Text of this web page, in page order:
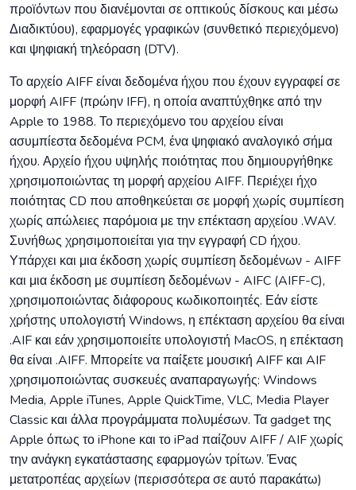
προϊόντων που διανέμονται σε οπτικούς δίσκους και μέσω
Διαδικτύου), εφαρμογές γραφικών (συνθετικό περιεχόμενο)
και ψηφιακή τηλεόραση (DTV).
Το αρχείο AIFF είναι δεδομένα ήχου που έχουν εγγραφεί σε
μορφή AIFF (πρώην IFF), η οποία αναπτύχθηκε από την
Apple το 1988. Το περιεχόμενο του αρχείου είναι
ασυμπίεστα δεδομένα PCM, ένα ψηφιακό αναλογικό σήμα
ήχου. Αρχείο ήχου υψηλής ποιότητας που δημιουργήθηκε
χρησιμοποιώντας τη μορφή αρχείου AIFF. Περιέχει ήχο
ποιότητας CD που αποθηκεύεται σε μορφή χωρίς συμπίεση
χωρίς απώλειες παρόμοια με την επέκταση αρχείου .WAV.
Συνήθως χρησιμοποιείται για την εγγραφή CD ήχου.
Υπάρχει και μια έκδοση χωρίς συμπίεση δεδομένων - AIFF
και μια έκδοση με συμπίεση δεδομένων - AIFC (AIFF-C),
χρησιμοποιώντας διάφορους κωδικοποιητές. Εάν είστε
χρήστης υπολογιστή Windows, η επέκταση αρχείου θα είναι
.AIF και εάν χρησιμοποιείτε υπολογιστή MacOS, η επέκταση
θα είναι .AIFF. Μπορείτε να παίξετε μουσική AIFF και AIF
χρησιμοποιώντας συσκευές αναπαραγωγής: Windows
Media, Apple iTunes, Apple QuickTime, VLC, Media Player
Classic και άλλα προγράμματα πολυμέσων. Τα gadget της
Apple όπως το iPhone και το iPad παίζουν AIFF / AIF χωρίς
την ανάγκη εγκατάστασης εφαρμογών τρίτων. Ένας
μετατροπέας αρχείων (περισσότερα σε αυτό παρακάτω)